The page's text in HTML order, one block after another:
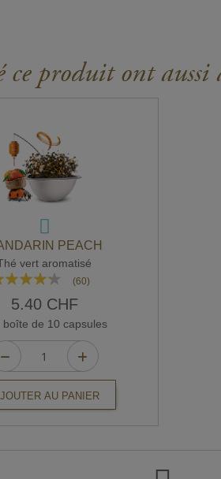
ce produit ont aussi
PEACH
vert aromatisé
(60)
5.40 CHF
boîte de 10 capsules
AU PANIER